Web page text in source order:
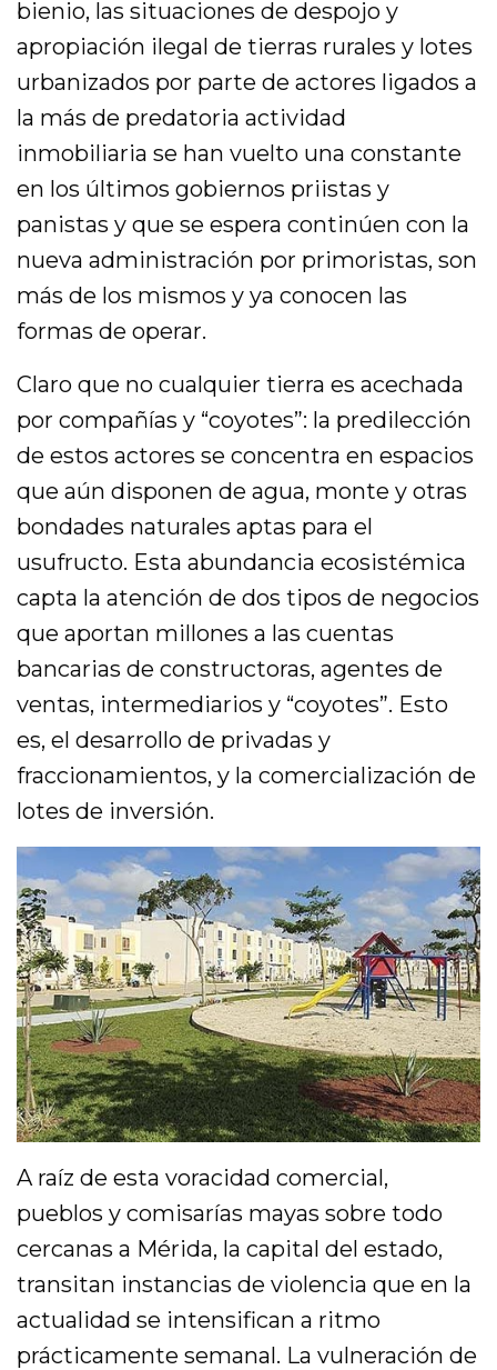
bienio, las situaciones de despojo y
apropiación ilegal de tierras rurales y lotes
urbanizados por parte de actores ligados a
la más de predatoria actividad
inmobiliaria se han vuelto una constante
en los últimos gobiernos priistas y
panistas y que se espera continúen con la
nueva administración por primoristas, son
más de los mismos y ya conocen las
formas de operar.
Claro que no cualquier tierra es acechada
por compañías y “coyotes”: la predilección
de estos actores se concentra en espacios
que aún disponen de agua, monte y otras
bondades naturales aptas para el
usufructo. Esta abundancia ecosistémica
capta la atención de dos tipos de negocios
que aportan millones a las cuentas
bancarias de constructoras, agentes de
ventas, intermediarios y “coyotes”. Esto
es, el desarrollo de privadas y
fraccionamientos, y la comercialización de
lotes de inversión.
A raíz de esta voracidad comercial,
pueblos y comisarías mayas sobre todo
cercanas a Mérida, la capital del estado,
transitan instancias de violencia que en la
actualidad se intensifican a ritmo
prácticamente semanal. La vulneración de